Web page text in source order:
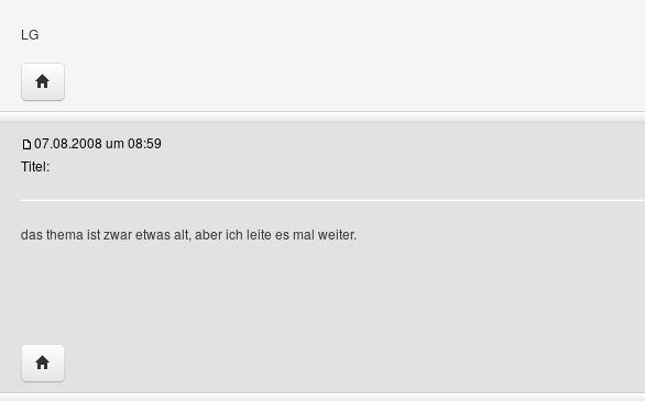
LG
Website dieses Benutzers besuchen: r-tluk
anzeigen
07.08.2008 um 08:59
Titel:
das thema ist zwar etwas alt, aber ich leite es mal weiter.
Website dieses Benutzers besuchen: gwc